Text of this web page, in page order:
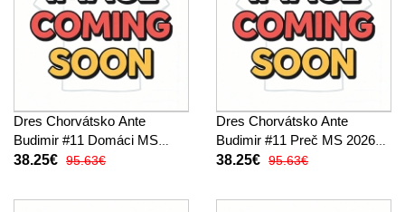
Dres Chorvátsko Ante
Budimir #11 Domáci MS
2026 Krátky Rukáv
38.25€ 95.63€
Dres Chorvátsko Ante
Budimir #11 Preč MS 2026
Krátky Rukáv
38.25€ 95.63€